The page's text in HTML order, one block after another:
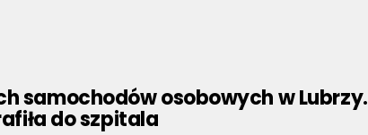
samochodów osobowych w Lubrzy.
do szpitala